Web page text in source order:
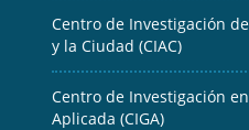
Centro de Investigación
y la Ciudad (CIAC)
Centro de Investigación
Aplicada (CIGA)